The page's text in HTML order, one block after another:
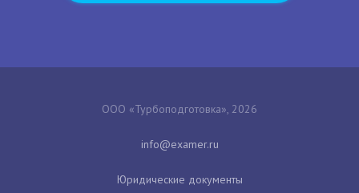
ООО «Турбоподготовка», 2026
Юридические документы